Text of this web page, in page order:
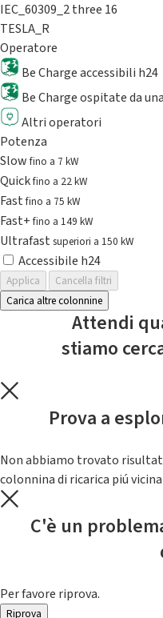
IEC_60309_2 three 16
TESLA_R
Operatore
Be Charge accessibili h24
Be Charge ospitate da
Altri operatori
Potenza
Slowfino a 7 kW
Quickfino a 22 kW
Fastfino a 75 kW
Fast+fino a 149 kW
Ultrafast superiori a 150 kW
Accessibile h24
Applica
Cancella filtri
Carica altre colonnine
Attendi
stiamo
Prova a
Non abbiamo trovato
colonnina di ricarica piú
C'è un
Per favore riprova.
Riprova